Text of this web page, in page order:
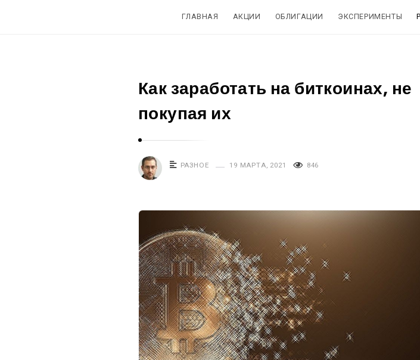
ГЛАВНАЯ АКЦИИ ОБЛИГАЦИИ ЭКСПЕРИМЕНТЫ
Как заработать на биткоинах, не
покупая их
РАЗНОЕ 19 МАРТА, 2021 846